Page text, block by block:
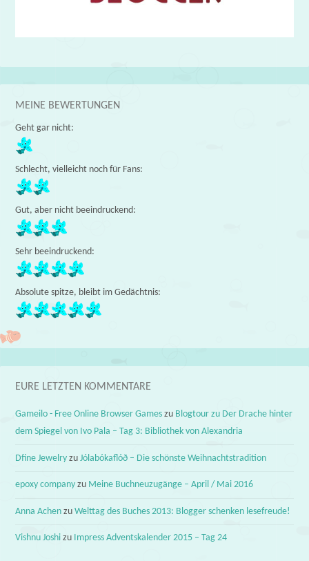
MEINE BEWERTUNGEN
Geht gar nicht:
Schlecht, vielleicht noch für Fans:
Gut, aber nicht beeindruckend:
Sehr beeindruckend:
Absolute spitze, bleibt im Gedächtnis:
EURE LETZTEN KOMMENTARE
Gameilo - Free Online Browser Games zu Blogtour zu Der Drache hinter
dem Spiegel von Ivo Pala – Tag 3: Bibliothek von Alexandria
Dfine Jewelry zuJólabókaflóð – Die schönste Weihnachtstradition
epoxy company zu Meine Buchneuzugänge – April / Mai 2016
Anna Achen zuWelttag des Buches 2013: Blogger schenken lesefreude!
Vishnu Joshi zu Impress Adventskalender 2015 – Tag 24